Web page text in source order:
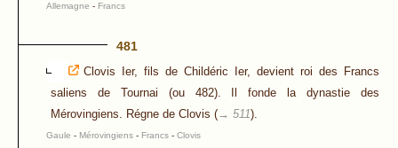
Allemagne - Francs
481
Clovis Ier, fils de Childéric Ier, devient roi des Francs
saliens de Tournai (ou 482). Il fonde la dynastie des
Mérovingiens. Régne de Clovis (→ 511).
Gaule - Mérovingiens - Francs - Clovis